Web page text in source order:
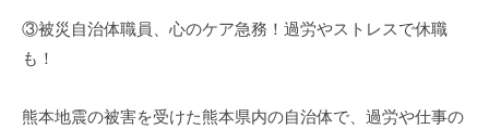
③被災自治体職員、心のケア急務！過労やストレスで休職
も！
熊本地震の被害を受けた熊本県内の自治体で、過労や仕事の